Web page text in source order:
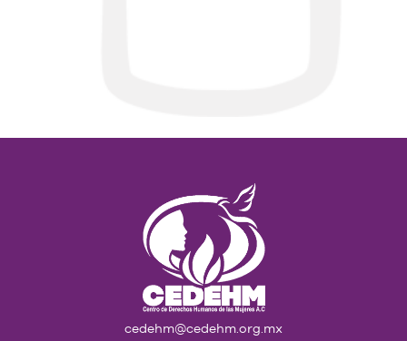
cedehm@cedehm.org.mx